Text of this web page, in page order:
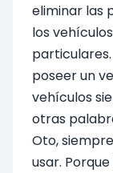
eliminar las
los
poseer un
vehículos
otras
Oto,
usar.